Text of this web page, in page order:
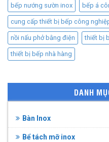
bếp nướng sườn inox bếp á
cung cấp thiết bị bếp công
nồi nấu phở bằng điện thiết bị
thiết bị bếp nhà hàng
DANH
Bàn Inox
Bể tách mỡ inox